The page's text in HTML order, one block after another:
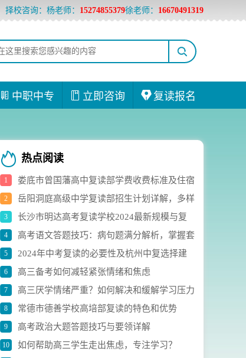
中职中专 立即咨询 复读报名
择校咨询：杨老师： 15274855379徐老师： 16670491319
热点阅读
1
娄底市曾国藩高中复读部学费收费标准及住宿
费用详解
2
岳阳洞庭高级中学复读部招生计划详解，多样
化选科组合助力学生成长
3
长沙市明达高考复读学校2024最新规模与复
读生人数实时统计
4
高考语文答题技巧：病句题满分解析，掌握套
路轻松应对
5
2024年中考复读的必要性及杭州中复选择建
议
6 高三备考如何减轻紧张情绪和焦虑
7 高三厌学情绪严重？如何解决和缓解学习压力
8 常德市德善学校高培部复读的特色和优势
9 高考政治大题答题技巧与要领详解
10 如何帮助高三学生走出焦虑，专注学习？